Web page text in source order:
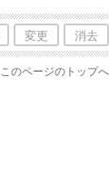
変更 消去
このページのトップへ